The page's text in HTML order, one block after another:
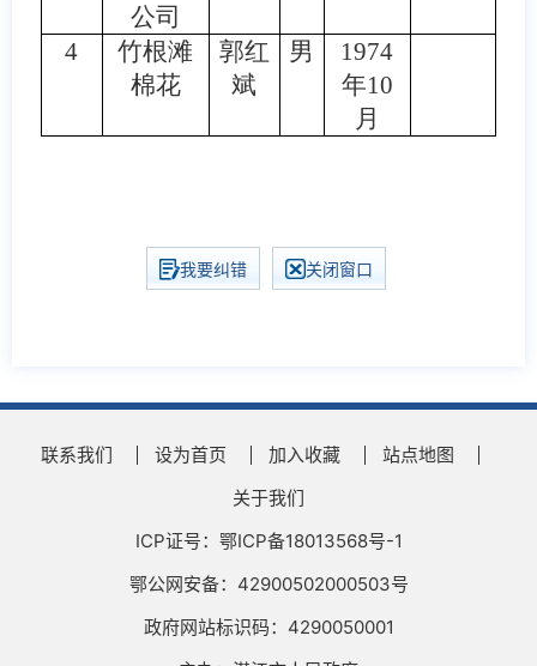
公司
4
竹根滩
棉花
郭红
斌
男
1974
年10
月
我要纠错 关闭窗口
联系我们 设为首页 加入收藏
站点地图
关于我们
ICP证号：鄂ICP备18013568号-1
鄂公网安备：42900502000503号
政府网站标识码：4290050001